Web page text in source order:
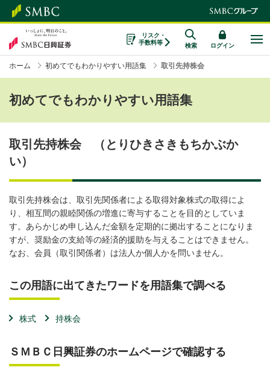
リスク・
手数料等
検索 ログイン
ホーム 初めてでもわかりやすい用語集 取引先持株会
初めてでもわかりやすい用語集
取引先持株会 （とりひきさきもちかぶか
い）
取引先持株会は、取引先関係者による取得対象株式の取得によ
り、相互間の親睦関係の増進に寄与することを目的としていま
す。あらかじめ申し込んだ金額を定期的に拠出することになりま
すが、奨励金の支給等の経済的援助を与えることはできません。
なお、会員（取引関係者）は法人か個人かを問いません。
この用語に出てきたワードを用語集で調べる
株式 持株会
ＳＭＢＣ日興証券のホームページで確認する